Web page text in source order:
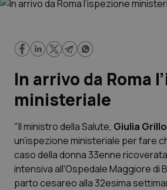
Cronache
Governo e Parlamento
Regioni e Asl
Lavoro e Professioni
Scienza e Farmaci
In arrivo da Roma
ministeriale
"Il ministro della Salute, Giulia Grillo
un’ispezione ministeriale per fare
caso della donna 33enne
intensiva all'Ospedale Maggiore di
parto cesareo alla 32esima